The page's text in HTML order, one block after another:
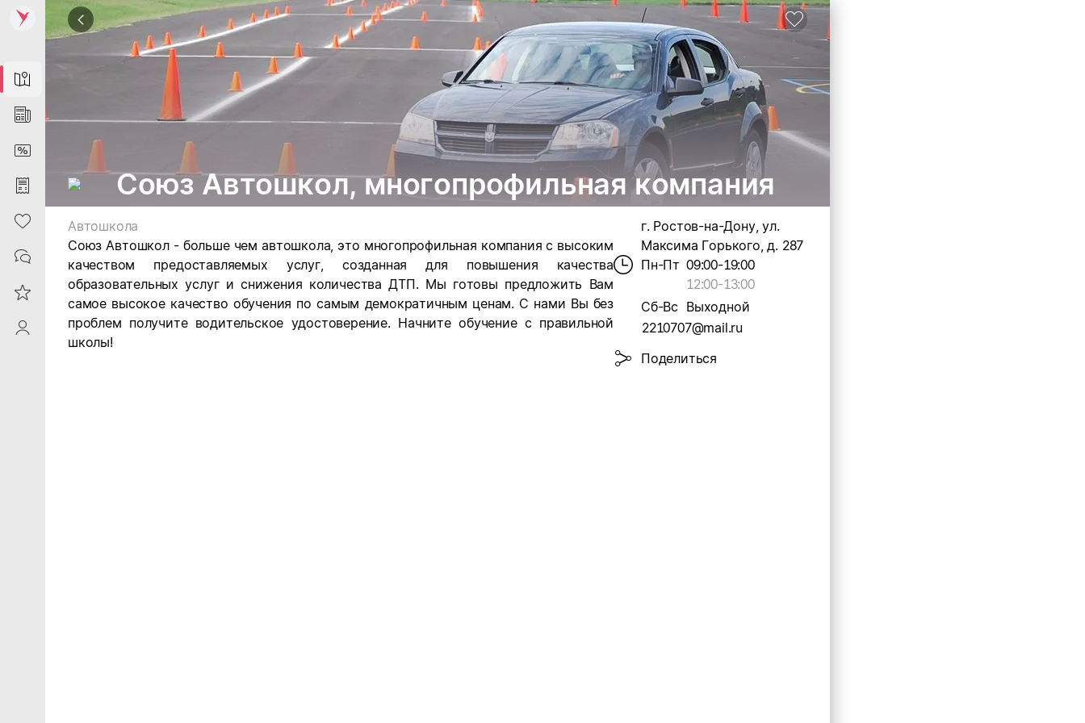
Map
News
DiscountCard
Purchases
Heart
Contacts
Reviews
ProfileSaby
Союз Автошкол, многопрофильная компания
Автошкола
Союз Автошкол - больше чем автошкола, это многопрофильная компания с высоким
качеством предоставляемых услуг, созданная для повышения качества
образовательных услуг и снижения количества ДТП. Мы готовы предложить Вам
самое высокое качество обучения по самым демократичным ценам. С нами Вы без
проблем получите водительское удостоверение. Начните обучение с правильной
школы!
г. Ростов-на-Дону, ул.
Максима Горького, д. 287
Пн-Пт 09:00-19:00
12:00-13:00
Сб-Вс Выходной
2210707@mail.ru
Поделиться